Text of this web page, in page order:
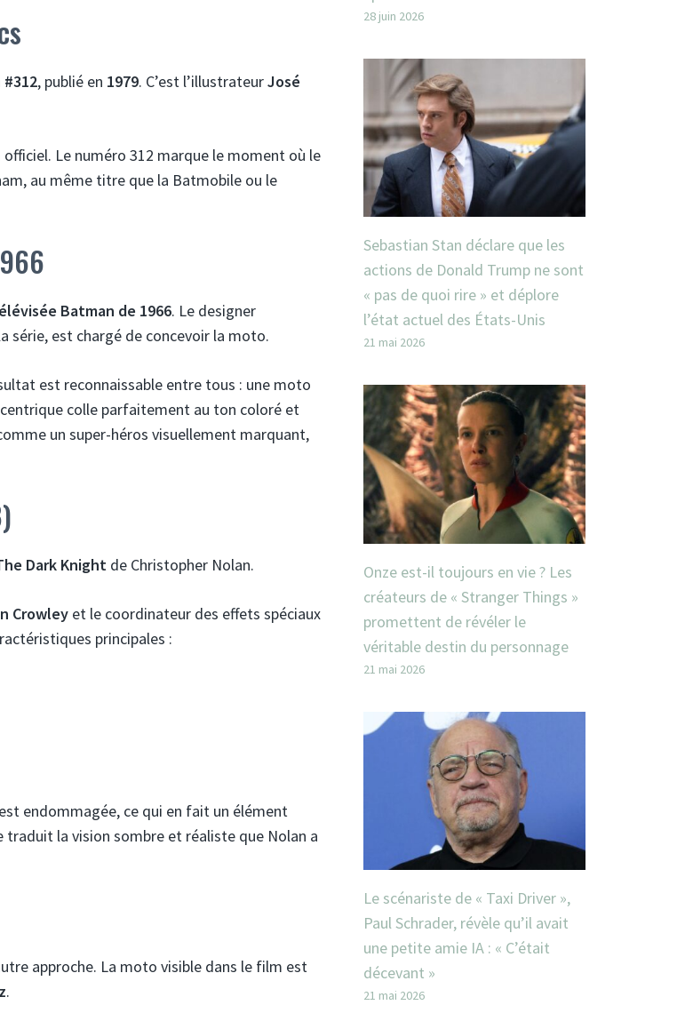
, publié en 1979. C’est l’illustrateurJosé
Le numéro 312 marque le moment où le
au même titre que la Batmobile ou le
Batman de 1966. Le designer
série, est chargé de concevoir la moto.
est reconnaissable entre tous : une moto
colle parfaitement au ton coloré et
un super-héros visuellement marquant,
Dark Knight de Christopher Nolan.
Crowley et le coordinateur des effets spéciaux
principales :
endommagée, ce qui en fait un élément
la vision sombre et réaliste que Nolan a
approche. La moto visible dans le film est
.
28 juin 2026
Sebastian Stan déclare que les
actions de Donald Trump ne sont
« pas de quoi rire » et déplore
l’état actuel des États-Unis
21 mai 2026
Onze est-il toujours en vie ? Les
créateurs de « Stranger Things »
promettent de révéler le
véritable destin du personnage
21 mai 2026
Le scénariste de « Taxi Driver »,
Paul Schrader, révèle qu’il avait
une petite amie IA : « C’était
décevant »
21 mai 2026